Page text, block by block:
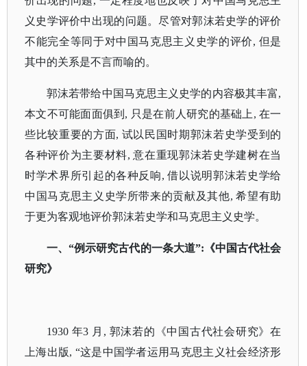
义史学评价中出现的问题。尽管对郭沫若史学的评价
不能完全等同于对中国马克思主义史学的评价, 但是
其中的关系是不言而喻的。
郭沫若带给中国马克思主义史学的内容极其丰富,
本文不可能面面俱到, 只是在前人研究的基础上, 在一
些比较重要的方面, 试以民国时期郭沫若史学受到的
各种评价为主要材料, 意在重现郭沫若史学建树在当
时学术界所引起的各种反响, 借以说明郭沫若史学给
中国马克思主义史学所带来的贡献及其他, 希望有助
于更为客观地评价郭沫若史学和马克思主义史学。
一、“例示研究古代的一条大道”:《中国古代社会
研究》
1930 年3 月, 郭沫若的《中国古代社会研究》在
上海出版, “这是中国学者运用马克思主义社会经济形